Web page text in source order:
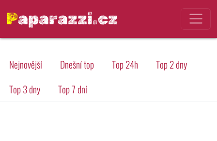
Paparazzi.cz
Nejnovější Dnešní top Top 24h
Top 2 dny
Top 3 dny
Top 7 dní